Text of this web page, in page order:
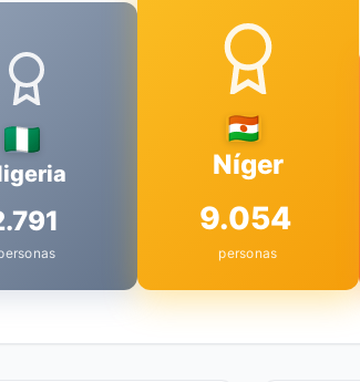
Níger
9.054
personas